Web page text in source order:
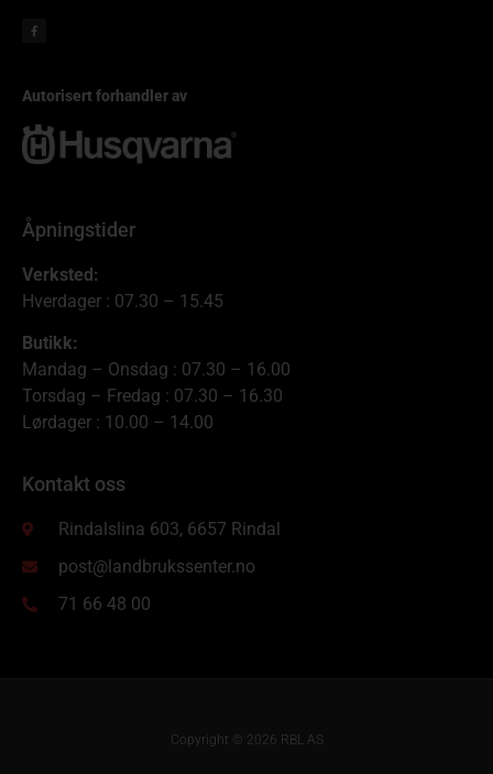
Autorisert forhandler av
Åpningstider
Verksted:
Hverdager : 07.30 – 15.45
Butikk:
Mandag – Onsdag : 07.30 – 16.00
Torsdag – Fredag : 07.30 – 16.30
Lørdager : 10.00 – 14.00
Kontakt oss
Rindalslina 603, 6657 Rindal
post@landbrukssenter.no
71 66 48 00
Copyright © 2026 RBL AS